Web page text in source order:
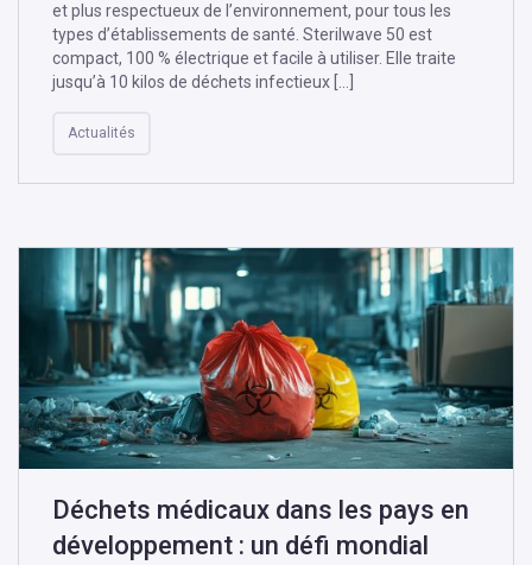
et plus respectueux de l’environnement, pour tous les
types d’établissements de santé. Sterilwave 50 est
compact, 100 % électrique et facile à utiliser. Elle traite
jusqu’à 10 kilos de déchets infectieux […]
Actualités
Déchets médicaux dans les pays en
développement : un défi mondial